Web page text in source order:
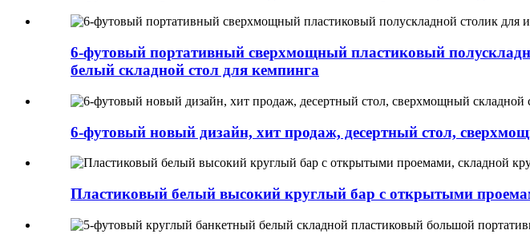
6-футовый портативный сверхмощный пластиковый
белый складной стол для кемпинга
6-футовый новый дизайн, хит продаж, десертный стол,
Пластиковый белый высокий круглый бар с открытыми